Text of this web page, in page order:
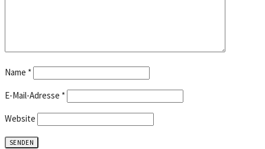
Name *
E-Mail-Adresse *
Website